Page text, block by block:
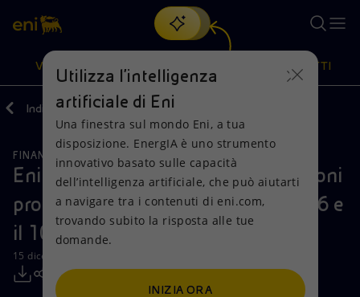
Cerca
scopri EnergIA, la nostra nuova soluzione di intelligenza
artificiale.
VISIONE
Visione
Mission e valori
Persone e Partnership
Net Zero
Azioni
Diversificazione energetica
Tecnologie per la transizione
Collaborazioni per l'innovazione
PRODOTTI
Prodotti
Casa
Imprese
Mobilità
Indietro Media Comunicati Stampa
FINANZA, STRATEGIA E REPORT
Eni: informativa sull’acquisto di azioni
proprie nel periodo compreso tra il 6 e
il 10 dicembre 2021
15 dicembre 2021 - 11:42 CET
Utilizza l'intelligenza
artificiale di Eni
Una finestra sul mondo Eni, a tua
disposizione. EnergIA è uno strumento
innovativo basato sulle capacità
dell’intelligenza artificiale, che può aiutarti
a navigare tra i contenuti di eni.com,
trovando subito la risposta alle tue
domande.
INIZIA ORA